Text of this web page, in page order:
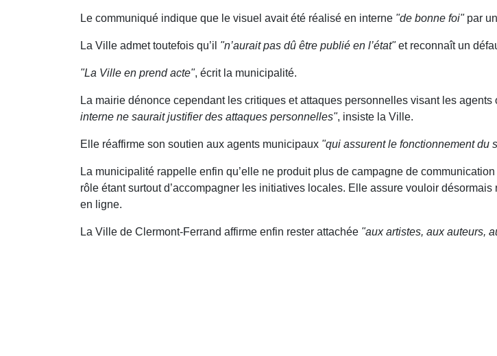
Le communiqué indique que le visuel avait été réalisé en interne "de bonne foi"par
La Ville admet toutefois qu’il "n’aurait pas dû être publié en l’état"et reconnaît un
"La Ville en prend acte", écrit la municipalité.
La mairie dénonce cependant les critiques et attaques personnelles visant les agents
interne ne saurait justifier des attaques personnelles", insiste la Ville.
Elle réaffirme son soutien aux agents municipaux "qui assurent le fonctionnement du
La municipalité rappelle enfin qu’elle ne produit plus de campagne de
rôle étant surtout d’accompagner les initiatives locales. Elle assure vouloir
en ligne.
La Ville de Clermont-Ferrand affirme enfin rester attachée "aux artistes, aux auteurs,